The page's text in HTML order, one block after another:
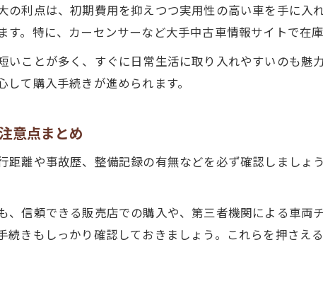
狭山市で軽自動車を快適に使うための工夫
狭山市の生活で軽自動車を活かす日常
軽自動車を長く快適に使うためのメ
中古軽自動車でも快適さを保つコツ
利点は、初期費用を抑えつつ実用性の高い車を手に入
。特に、カーセンサーなど大手中古車情報サイトで在
いことが多く、すぐに日常生活に取り入れやすいのも
て購入手続きが進められます。
意点まとめ
距離や事故歴、整備記録の有無などを必ず確認しまし
、信頼できる販売店での購入や、第三者機関による車両
続きもしっかり確認しておきましょう。これらを押さえ
お問い合わせはこちら
お問い合わせはこちら